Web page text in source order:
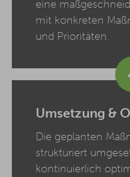
eine
mit konkreten
und Prioritäten.
Umsetzung &
Die geplanten
strukturiert
kontinuierlich